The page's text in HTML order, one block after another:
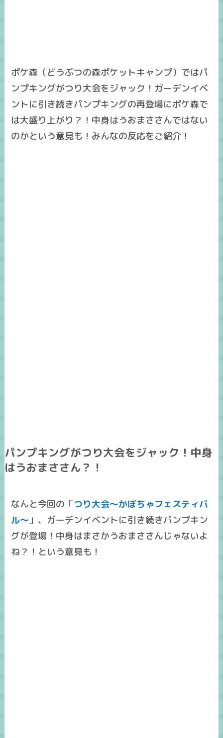
ポケ森（どうぶつの森ポケットキャンプ）ではパ
ンプキングがつり大会をジャック！ガーデンイベ
ントに引き続きパンプキングの再登場にポケ森で
は大盛り上がり？！中身はうおまささんではない
のかという意見も！みんなの反応をご紹介！
パンプキングがつり大会をジャック！中身
はうおまささん？！
なんと今回の「つり大会～かぼちゃフェスティバ
ル～」、ガーデンイベントに引き続きパンプキン
グが登場！中身はまさかうおまささんじゃないよ
ね？！という意見も！